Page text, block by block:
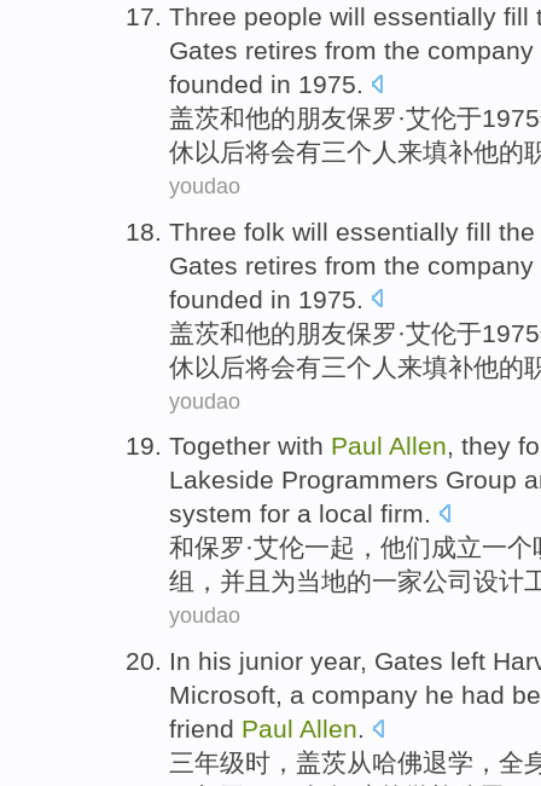
Three people will essentially fill
Gates retires from the company
founded in 1975.
盖茨和他的朋友保罗·艾伦于
休以后将会有三个 人 来填补他的
youdao
Three folk will essentially fill the
Gates retires from the company
founded in 1975.
盖茨和他的朋友保罗·艾伦于
休以后将会有三个 人来填补他的
youdao
Together with Paul Allen, they
Lakeside Programmers Group
system for a local firm.
和保罗·艾伦一起 ， 他们成立一个
组 ， 并且 为当地的一家公司 设计
youdao
In his junior year, Gates left
Microsoft, a company he had
friend Paul Allen.
三年级时， 盖茨从哈佛退学 ， 全